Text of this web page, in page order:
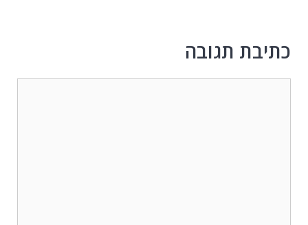
כתיבת תגובה